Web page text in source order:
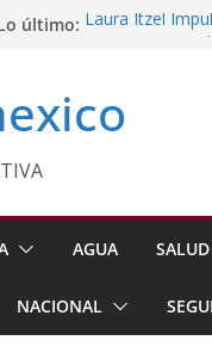
último: Laura Itzel
Conagua
Kenia López
Energética
AGUA
NACIONAL